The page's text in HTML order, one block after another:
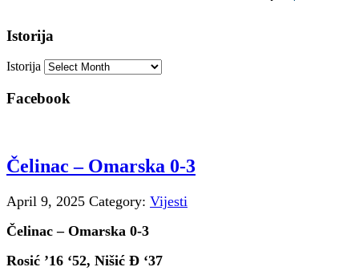
Istorija
Istorija
Facebook
Čelinac – Omarska 0-3
April 9, 2025 Category: Vijesti
Čelinac – Omarska 0-3
Rosić ’16 ‘52, Nišić Đ ‘37